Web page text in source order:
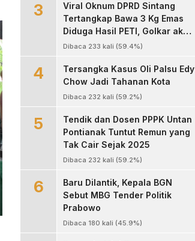
3
Viral Oknum DPRD Sintang
Tertangkap Bawa 3 Kg Emas
Diduga Hasil PETI, Golkar akan
Sanksi Kode Etik
Dibaca 233 kali (59.4%)
4
Tersangka Kasus Oli Palsu Edy
Chow Jadi Tahanan Kota
Dibaca 232 kali (59.2%)
5
Tendik dan Dosen PPPK Untan
Pontianak Tuntut Remun yang
Tak Cair Sejak 2025
Dibaca 232 kali (59.2%)
6
Baru Dilantik, Kepala BGN
Sebut MBG Tender Politik
Prabowo
Dibaca 180 kali (45.9%)